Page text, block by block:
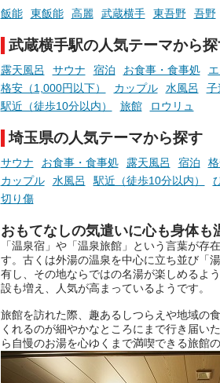
現地取材記事もあわせて紹介し
ていますので、気になる施設は
ぜひチェックして次のおでかけ
先の参考にしてみてください
ね。
める占
時間を
飯能 東飯能 高麗 武蔵横手 東吾野 吾野
武蔵横手駅の人気テーマから
露天風呂 サウナ 宿泊 お食事・食事処
格安（1,000円以下）
カップル 水風呂 子
駅近（徒歩10分以内）
旅館 ロウリュ
埼玉県の人気テーマから探す
サウナ お食事・食事処 露天風呂 宿泊
カップル
水風呂 駅近（徒歩10分以内）
切り傷
おもてなしの気遣いに心も身体も
「温泉宿」や「温泉旅館」という言葉が存
す。古くは外湯の温泉を中心に立ち並び「
有し、その地ならではの名湯が楽しめるよ
設も増え、人気が高まっているようです。
旅館を訪れた際、趣あるしつらえや地域の
くれるのが細やかなところにまで行き届い
ら自慢のお湯を心ゆくまで満喫できる旅館